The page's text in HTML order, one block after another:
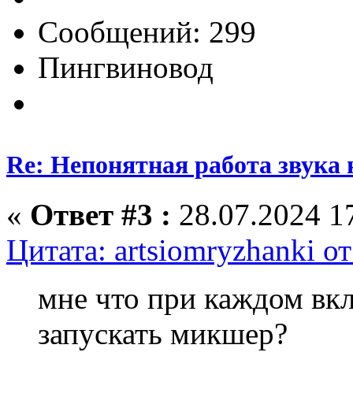
Сообщений: 299
Пингвиновод
Re: Непонятная работа
« Ответ #3 : 28.07.2024
Цитата: artsiomryzhanki
мне что при каждом
запускать микшер?